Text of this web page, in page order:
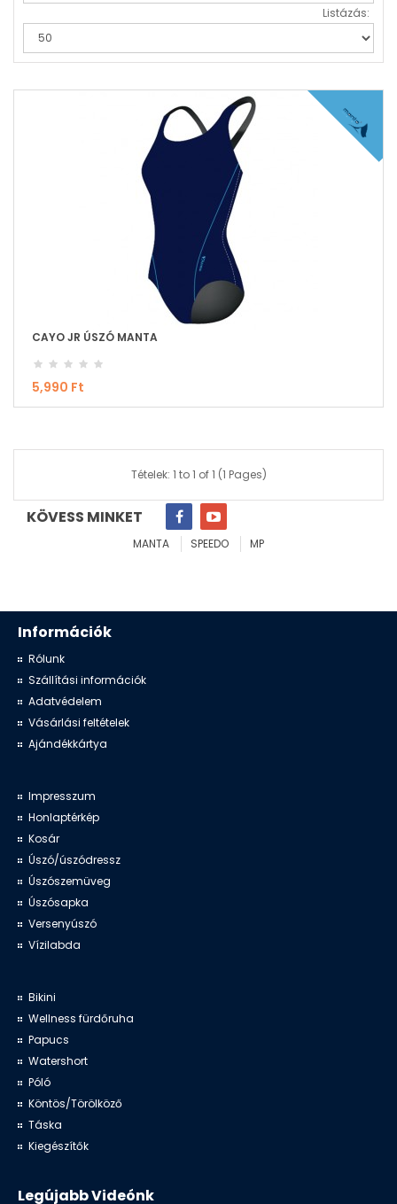
Listázás:
CAYO JR ÚSZÓ MANTA
5,990 Ft
Tételek: 1 to 1 of 1 (1 Pages)
KÖVESS MINKET
MANTA SPEEDO MP
Információk
Rólunk
Szállítási információk
Adatvédelem
Vásárlási feltételek
Ajándékkártya
Impresszum
Honlaptérkép
Kosár
Úszó/úszódressz
Úszószemüveg
Úszósapka
Versenyúszó
Vízilabda
Bikini
Wellness fürdőruha
Papucs
Watershort
Póló
Köntös/Törölköző
Táska
Kiegészítők
Legújabb Videónk